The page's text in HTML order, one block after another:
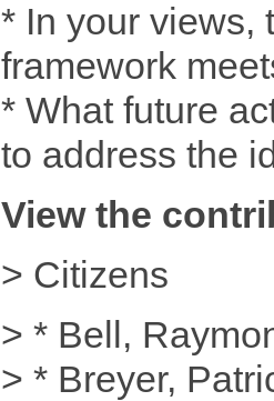
* In your views,
framework
* What future
to address the
View the
> Citizens
> * Bell,
> * Breyer,